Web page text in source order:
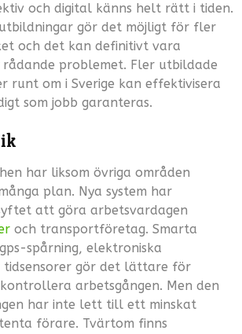
och digital känns helt rätt i tiden.
gör det möjligt för fler
och det kan definitivt vara
rådande problemet. Fler utbildade
runt om i Sverige kan effektivisera
som jobb garanteras.
har liksom övriga områden
plan. Nya system har
att göra arbetsvardagen
och transportföretag. Smarta
spårning, elektroniska
tidsensorer gör det lättare för
arbetsgången. Men den
har inte lett till ett minskat
förare. Tvärtom finns